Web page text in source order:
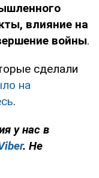
влияние на
войны.
сделали
на
.
у нас в
. Не